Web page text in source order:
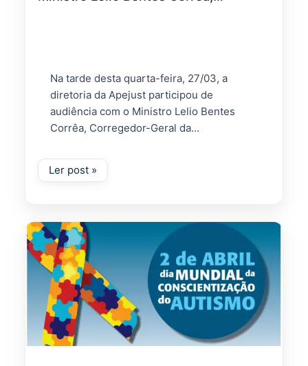
Na tarde desta quarta-feira, 27/03, a
diretoria da Apejust participou de
audiência com o Ministro Lelio Bentes
Corrêa, Corregedor-Geral da…